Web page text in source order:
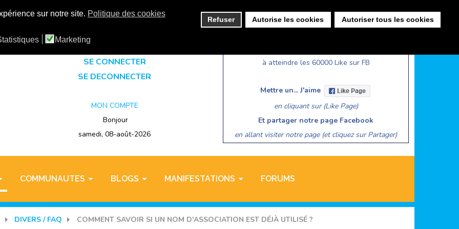
sur notre site. Politique des cookies
Refuser Autorise les cookies Autoriser tous les cookies
Marketing
SE CONNECTER
SE DECONNECTER
MON COMPTE
Bonjour
samedi, 08-août-2026
à atteindre les 60000 Like sur FB
Mettre un... J'aime
en cliquant sur (Like Page)
Et partager notre page Facebook
en allant visiter notre page (et cliquez sur Partager)
COMMUNAUTES BLOGS MANIFESTATIONS FORUMS
DIVERS / FAQ COMMENT SAVOIR SI UN NOM D'ASSOCIATION EST DÉJÀ UTILISÉ ?